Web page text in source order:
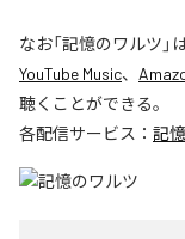
なお「記憶のワルツ 」
YouTube Music、
聴くことができる。
各配信サービス： 記